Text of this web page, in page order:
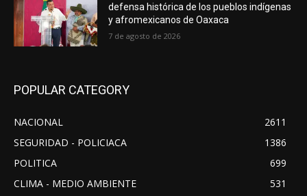
defensa histórica de los pueblos indígenas
y afromexicanos de Oaxaca
7 de agosto de 2026
POPULAR CATEGORY
NACIONAL
2611
SEGURIDAD - POLICIACA
1386
POLITICA
699
CLIMA - MEDIO AMBIENTE
531